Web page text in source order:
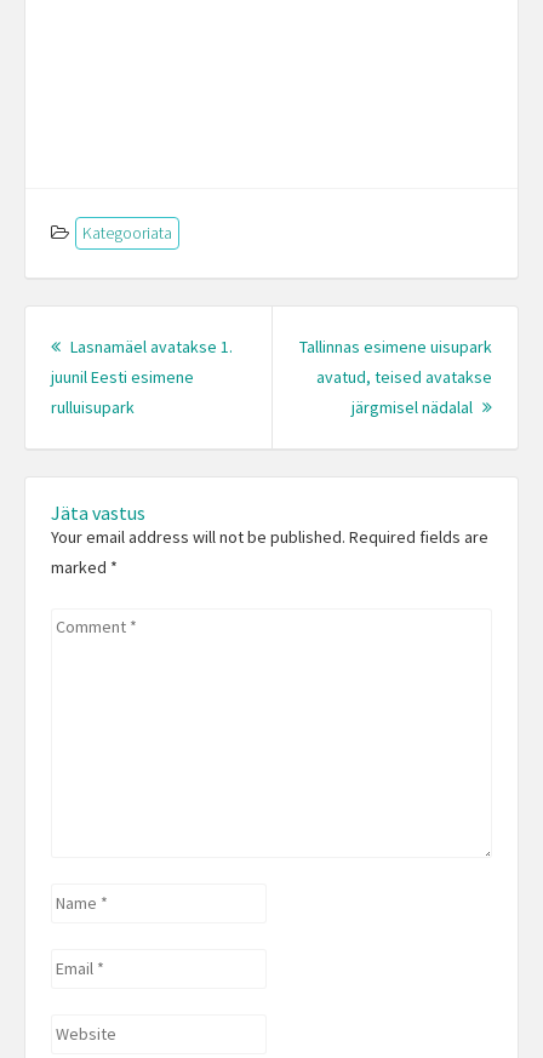
Kategooriata
Post
navigation
Lasnamäel avatakse 1.
juunil Eesti esimene
rulluisupark
Tallinnas esimene uisupark
avatud, teised avatakse
järgmisel nädalal
Next
Jäta vastus
Your email address will not be published. Required fields are
marked *
Comment
Name
Email
Website